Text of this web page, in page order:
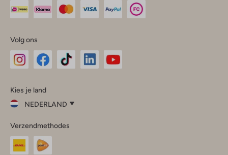
Volg ons
InstagramFacebook
Kies je land
NEDERLAND
je
land
Nederland
Verzendmethodes